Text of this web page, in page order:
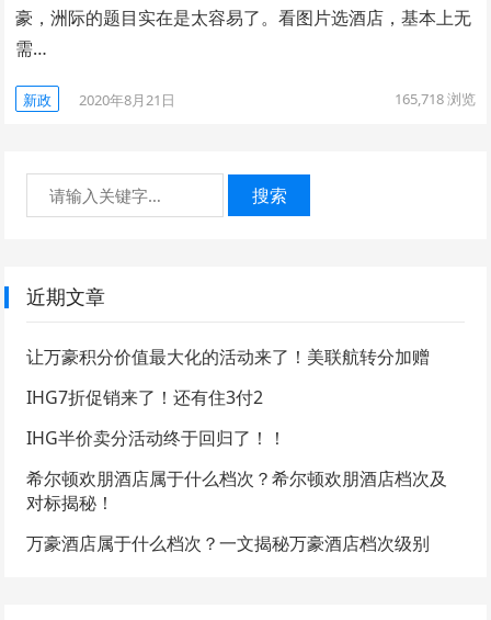
豪，洲际的题目实在是太容易了。看图片选酒店，基本上无
需…
新政 2020年8月21日 165,718浏览
搜索
近期文章
让万豪积分价值最大化的活动来了！美联航转分加赠
IHG7折促销来了！还有住3付2
IHG半价卖分活动终于回归了！！
希尔顿欢朋酒店属于什么档次？希尔顿欢朋酒店档次及
对标揭秘！
万豪酒店属于什么档次？一文揭秘万豪酒店档次级别